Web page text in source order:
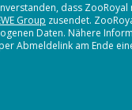
dass ZooRoyal
Group zusendet.
Daten. Nähere
Abmeldelink am Ende